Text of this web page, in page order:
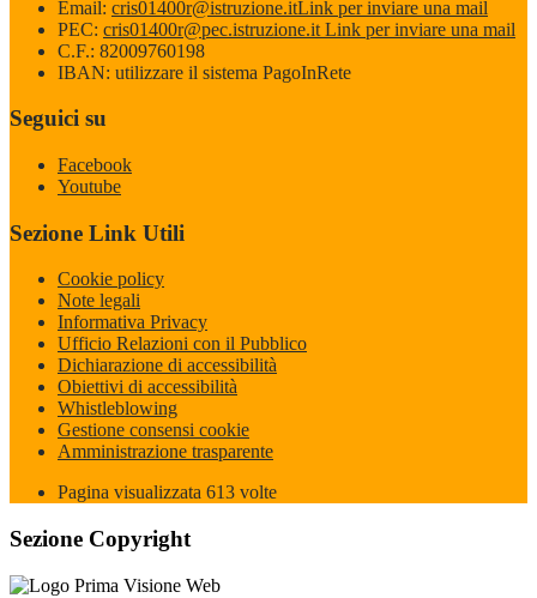
Email: cris01400r@istruzione.itLink per inviare una mail
PEC: cris01400r@pec.istruzione.it Link per inviare una mail
C.F.: 82009760198
IBAN: utilizzare il sistema PagoInRete
Seguici su
Facebook
Youtube
Sezione Link Utili
Cookie policy
Note legali
Informativa Privacy
Ufficio Relazioni con il Pubblico
Dichiarazione di accessibilità
Obiettivi di accessibilità
Whistleblowing
Gestione consensi cookie
Amministrazione trasparente
Pagina visualizzata 613 volte
Sezione Copyright